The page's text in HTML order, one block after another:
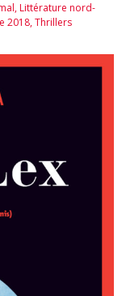
,Littérature nord-
2018,Thrillers